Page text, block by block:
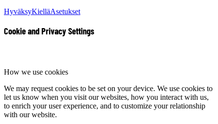
HyväksyKielläAsetukset
Cookie and Privacy Settings
How we use cookies
We may request cookies to be set on your device. We use cookies to
let us know when you visit our websites, how you interact with us,
to enrich your user experience, and to customize your relationship
with our website.